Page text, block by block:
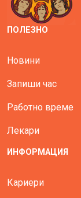
ПОЛЕЗНО
Новини
Запиши час
Работно време
Лекари
ИНФОРМАЦИЯ
Кариери